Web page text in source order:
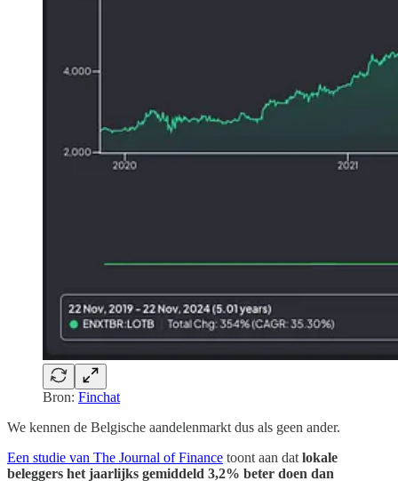
Bron: Finchat
We kennen de Belgische aandelenmarkt dus als geen ander.
Een studie van The Journal of Finance toont aan dat lokale
beleggers het jaarlijks gemiddeld 3,2% beter doen dan